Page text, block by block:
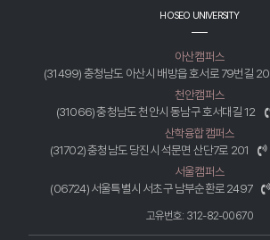
HOSEO UNIVERSITY
아산캠퍼스
(31499) 충청남도 아산시 배방읍 호서로 79번길 20
천안캠퍼스
(31066) 충청남도 천안시 동남구 호서대길 12
산학융합캠퍼스
(31702) 충청남도 당진시 석문면 산단7로 201
서울캠퍼스
(06724) 서울특별시 서초구 남부순환로 2497
고유번호: 312-82-00670